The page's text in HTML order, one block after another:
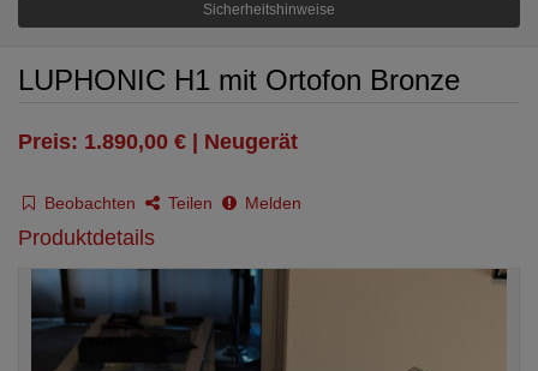
Sicherheitshinweise
LUPHONIC H1 mit Ortofon Bronze
Preis: 1.890,00 € | Neugerät
Beobachten Teilen Melden
Produktdetails